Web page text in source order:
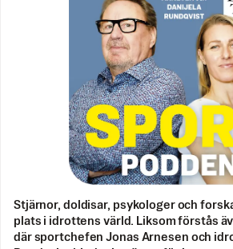
Stjärnor, doldisar, psykologer och
plats i idrottens värld. Liksom förstås
där sportchefen Jonas Arnesen och